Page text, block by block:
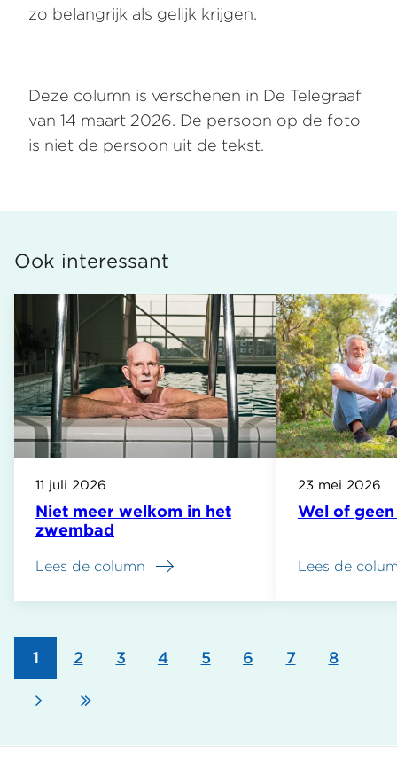
zo belangrijk als gelijk krijgen.
Deze column is verschenen in De Telegraaf
van 14 maart 2026. De persoon op de foto
is niet de persoon uit de tekst.
Ook interessant
Niet meer welkom in het
zwembad
11 juli 2026
Lees de column
Wel of
23 mei 2026
Lees de
Paginering
Pagina
1 Pagina
2 Pagina
3 Pagina
4 Pagina
5 Pagina
6 Pagina
7 Pagina
8
Volgende
paginapagina